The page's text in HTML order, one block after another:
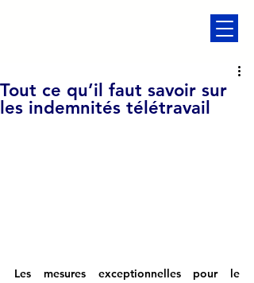
Tout ce qu’il faut savoir sur
les indemnités télétravail
Les mesures exceptionnelles pour le